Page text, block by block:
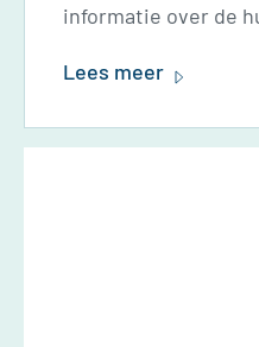
informatie over de
Lees meer